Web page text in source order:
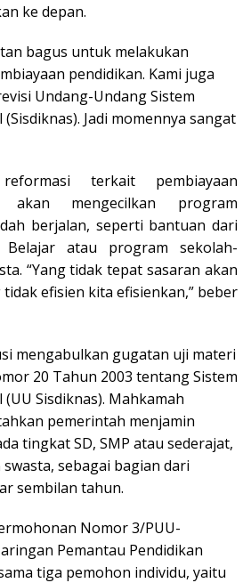
ke depan.
bagus untuk melakukan
pendidikan. Kami juga
Undang-Undang Sistem
Jadi momennya sangat
terkait pembiayaan
akan mengecilkan program
berjalan, seperti bantuan dari
Belajar atau program sekolah-
“Yang tidak tepat sasaran akan
efisien kita efisienkan,” beber
mengabulkan gugatan uji materi
20 Tahun 2003 tentang Sistem
Sisdiknas). Mahkamah
pemerintah menjamin
tingkat SD, SMP atau sederajat,
sebagai bagian dari
sembilan tahun.
Nomor 3/PUU-
Pemantau Pendidikan
tiga pemohon individu, yaitu